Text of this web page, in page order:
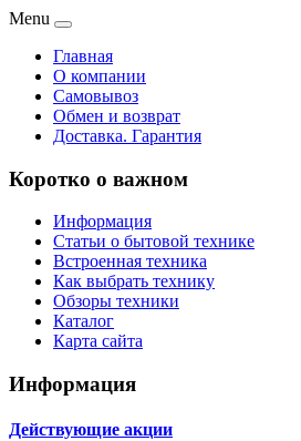
Menu
Главная
О компании
Самовывоз
Обмен и возврат
Доставка. Гарантия
Коротко о важном
Информация
Статьи о бытовой технике
Встроенная техника
Как выбрать технику
Обзоры техники
Каталог
Карта сайта
Информация
Действующие акции